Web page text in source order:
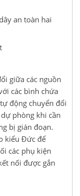
an toàn hai
giữa các nguồn
các bình chứa
động chuyển đổi
phòng khi cần
bị gián đoạn.
kiểu Đức để
các phụ kiện
nối được gắn